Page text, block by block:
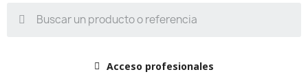
Acceso profesionales